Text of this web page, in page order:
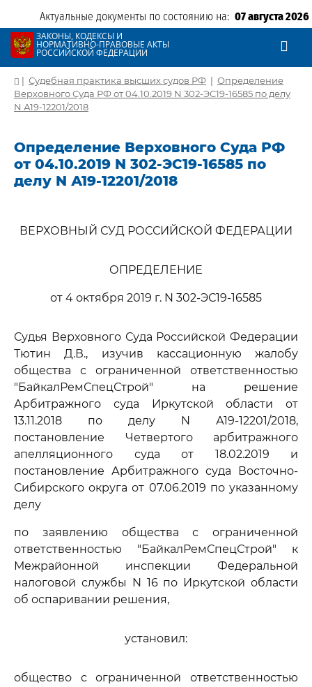
Актуальные документы по состоянию на: 07 августа 2026
ЗАКОНЫ, КОДЕКСЫ И
НОРМАТИВНО-ПРАВОВЫЕ АКТЫ
РОССИЙСКОЙ ФЕДЕРАЦИИ
| Судебная практика высших судов РФ | Определение
Верховного Суда РФ от 04.10.2019 N 302-ЭС19-16585 по делу
N А19-12201/2018
Определение Верховного Суда РФ
от 04.10.2019 N 302-ЭС19-16585 по
делу N А19-12201/2018
ВЕРХОВНЫЙ СУД РОССИЙСКОЙ ФЕДЕРАЦИИ
ОПРЕДЕЛЕНИЕ
от 4 октября 2019 г. N 302-ЭС19-16585
Судья Верховного Суда Российской Федерации
Тютин Д.В., изучив кассационную жалобу
общества с ограниченной ответственностью
"БайкалРемСпецСтрой" на решение
Арбитражного суда Иркутской области от
13.11.2018 по делу N А19-12201/2018,
постановление Четвертого арбитражного
апелляционного суда от 18.02.2019 и
постановление Арбитражного суда Восточно-
Сибирского округа от 07.06.2019 по указанному
делу
по заявлению общества с ограниченной
ответственностью "БайкалРемСпецСтрой" к
Межрайонной инспекции Федеральной
налоговой службы N 16 по Иркутской области
об оспаривании решения,
установил:
общество с ограниченной ответственностью